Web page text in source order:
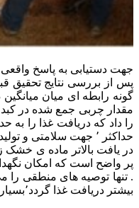
جهت دستیابی به پاسخ واقعی ٬ نیاز به بررسی مجدد نتایج مطالعه ی تغذیه اجباری و تحقیقات انجام شده در دانشگاه های ایلینویز و فلوریدا داشتیم .
پس از بررسی نتایج تحقیق
مقدار چربی جمع شده در
را داد که دریافت غذا را به
حداکثر ٬ جهت سلامتی و تولید خوب گاو پس از زایمان ضروری نیست . شاید بهتر باشد در دوره ی قبل از زایمان سعی و تلاش در جهت دریافت مواد غذایی شود تا بالا بردن دریافت مواد غذایی .
در یافت بالاتر ماده ی خشک
پر واضح است که امکان
. تنها توصیه های منطقی را
بیشتر دریافت غذا گردد٬بسیار مهم و حیاتی است .